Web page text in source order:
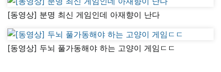
[동영상] 분명 최신 게임인데 아재향이 난다
[동영상] 두뇌 풀가동해야 하는 고양이 게임ㄷㄷ